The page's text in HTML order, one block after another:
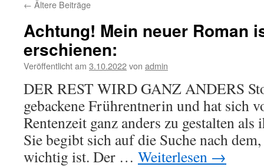
← Ältere Beiträge
Achtung! Mein neuer Roman
erschienen:
Veröffentlicht am 3.10.2022von admin
DER REST WIRD GANZ ANDERS
gebackene Frührentnerin und hat sich
Rentenzeit ganz anders zu gestalten
Sie begibt sich auf die Suche nach
wichtig ist. Der … Weiterlesen →